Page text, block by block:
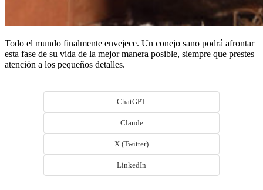
Todo el mundo finalmente envejece. Un conejo sano podrá afrontar
esta fase de su vida de la mejor manera posible, siempre que prestes
atención a los pequeños detalles.
ChatGPT
Claude
X (Twitter)
LinkedIn